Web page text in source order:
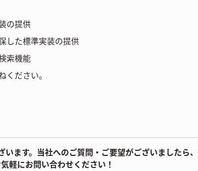
の提供
した標準実装の提供
索機能
ださい。
ます。当社へのご質問・ご要望がございましたら、
軽にお問い合わせください！